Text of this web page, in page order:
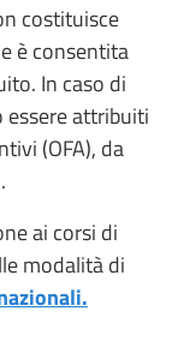
costituisce
è consentita
In caso di
attribuiti
(OFA), da
ai corsi di
modalità di